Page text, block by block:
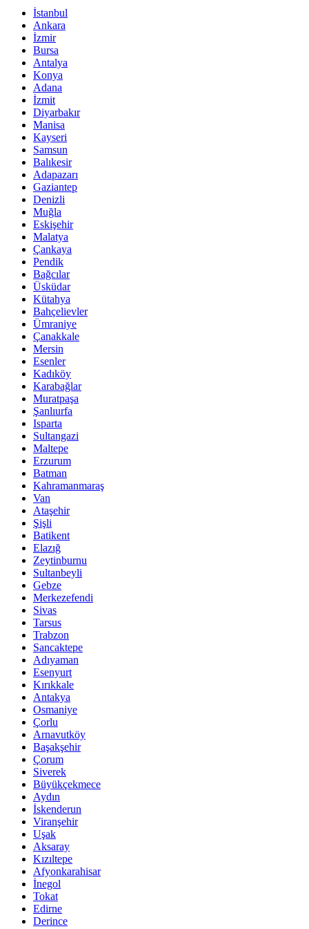
İstanbul
Ankara
İzmir
Bursa
Antalya
Konya
Adana
İzmit
Diyarbakır
Manisa
Kayseri
Samsun
Balıkesir
Adapazarı
Gaziantep
Denizli
Muğla
Eskişehir
Malatya
Çankaya
Pendik
Bağcılar
Üsküdar
Kütahya
Bahçelievler
Ümraniye
Çanakkale
Mersin
Esenler
Kadıköy
Karabağlar
Muratpaşa
Şanlıurfa
Isparta
Sultangazi
Maltepe
Erzurum
Batman
Kahramanmaraş
Van
Ataşehir
Şişli
Batikent
Elazığ
Zeytinburnu
Sultanbeyli
Gebze
Merkezefendi
Sivas
Tarsus
Trabzon
Sancaktepe
Adıyaman
Esenyurt
Kırıkkale
Antakya
Osmaniye
Çorlu
Arnavutköy
Başakşehir
Çorum
Siverek
Büyükçekmece
Aydın
İskenderun
Viranşehir
Uşak
Aksaray
Kızıltepe
Afyonkarahisar
İnegol
Tokat
Edirne
Derince